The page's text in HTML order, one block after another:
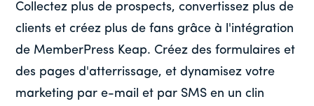
Collectez plus de prospects, convertissez plus de
clients et créez plus de fans grâce à l'intégration
de MemberPress Keap. Créez des formulaires et
des pages d'atterrissage, et dynamisez votre
marketing par e-mail et par SMS en un clin